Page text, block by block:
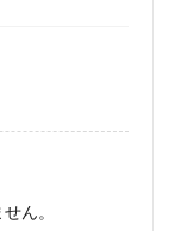
ん。